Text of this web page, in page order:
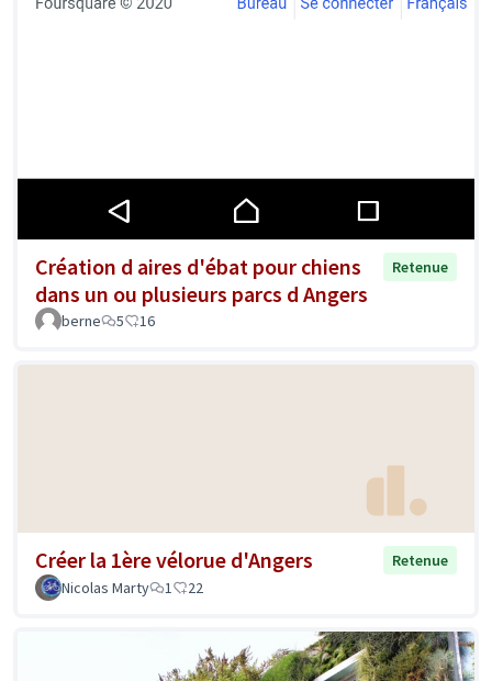
Création d aires d'ébat pour chiens
dans un ou plusieurs parcs d Angers
Retenue
berne 5 16
Créer la 1ère vélorue d'Angers
Retenue
Nicolas Marty
1 22